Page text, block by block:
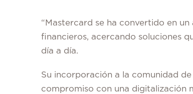
“Mastercard se ha convertido en
financieros, acercando soluciones
día a día.
Su incorporación a la comunidad
compromiso con una digitalización